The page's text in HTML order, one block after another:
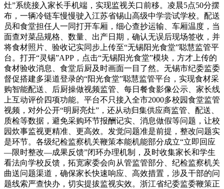
灶”系统接入家长手机端，实现监视关口前移。凌晨5点50分摆
布，一辆冷链车慢慢驶入江苏省锡山高级中学尝试学校。配送
员和食堂担任人一同打开车厢，细心查抄运输、车厢温度，当
面查对菜品规格、数量、出产日期，确认无误后现场签收，并
将食材照片、验收记实同步上传至“无锡阳光食堂”聪慧监管平
台。打开“灵锡”APP，点击“无锡阳光食堂”模块，方才上传的
食材验收消息、食堂后厨及时画面一目了然。无锡市纪委监委
督促搭建多渠道登录的“阳光食堂”聪慧监管平台，实现食材采
购智能配送、后厨操做视频监管、每日餐食影像公示、家长线
上互动评价四项功能。平台不只接入全市2000多校园食堂监管
视频，对外公开“明厨亮灶”，还从动归集供应商监管、配送、
质检等数据，避免采购环节报酬记实、消息做假等问题，让校
园炊事监视更精准、更高效。发觉问题准是前提，整改问题实
是环节。各级纪检监察机关鞭策本能机能部分成立“立即回应
—限时整改—成果反馈”闭环办理机制，及时收集家长和学生
看法向学校反馈，拓宽家委会向从管监管部分、纪检监察机关
曲送问题渠道，确保家长快速响应、高效措置，涉及干部的问
题线索严查快办，切实提拔监视实效。浙江省纪委监委鞭策正